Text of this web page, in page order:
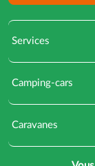
Services
Camping-cars
Caravanes